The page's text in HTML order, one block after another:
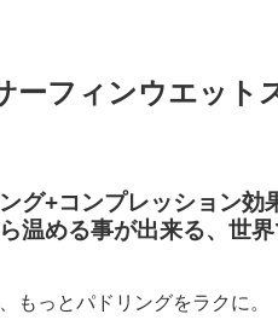
ーフィンウエット
グ+コンプレッション効
温める事が出来る、世
もっとパドリングをラクに。